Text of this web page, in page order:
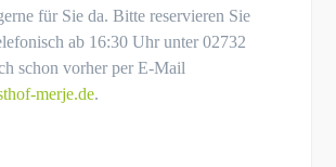
für Sie da. Bitte reservieren Sie
ab 16:30 Uhr unter 02732
schon vorher per E-Mail
merje.de.